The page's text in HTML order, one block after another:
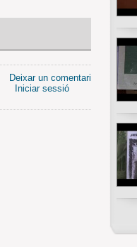
Deixar un comentari
Iniciar sessió